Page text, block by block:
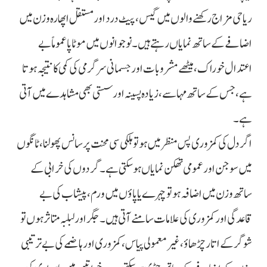
ریاحی مزاج رکھنے والوں میں گیس، پیٹ درد اور مستقل اپھارہ وزن میں
اضافے کے ساتھ نمایاں رہتے ہیں۔ نوجوانوں میں موٹاپا عموماً بے
اعتدال خوراک، میٹھے مشروبات اور جسمانی سرگرمی کی کمی کا نتیجہ ہوتا
ہے، جس کے ساتھ مہاسے، زیادہ پسینہ اور سستی بھی مشاہدے میں آتی
ہے۔
اگر دل کی کمزوری پس منظر میں ہو تو ہلکی سی محنت پر سانس پھولنا، ٹانگوں
میں سوجن اور عمومی تھکن نمایاں ہو سکتی ہے۔ گردوں کی خرابی کے
ساتھ وزن میں اضافہ ہو تو چہرے یا پاؤں میں ورم، پیشاب کی بے
قاعدگی اور کمزوری کی علامات سامنے آتی ہیں۔ جگر اور لبلبہ متاثر ہوں تو
شوگر کے اتار چڑھاؤ، غیر معمولی پیاس، کمزوری اور ہاضمے کی بے ترتیبی